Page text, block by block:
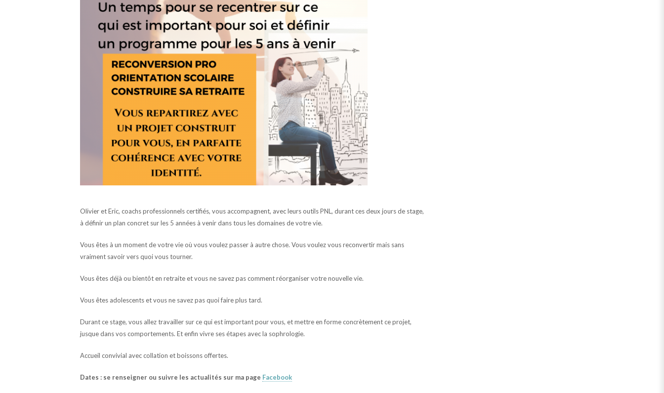
Olivier et Eric, coachs professionnels certifiés, vous accompagnent, avec leurs outils PNL, durant ces deux jours de stage,
à définir un plan concret sur les 5 années à venir dans tous les domaines de votre vie.
Vous êtes à un moment de votre vie où vous voulez passer à autre chose. Vous voulez vous reconvertir mais sans
vraiment savoir vers quoi vous tourner.
Vous êtes déjà ou bientôt en retraite et vous ne savez pas comment réorganiser votre nouvelle vie.
Vous êtes adolescents et vous ne savez pas quoi faire plus tard.
Durant ce stage, vous allez travailler sur ce qui est important pour vous, et mettre en forme concrètement ce projet,
jusque dans vos comportements. Et enfin vivre ses étapes avec la sophrologie.
Accueil convivial avec collation et boissons offertes.
Dates : se renseigner ou suivre les actualités sur ma page Facebook